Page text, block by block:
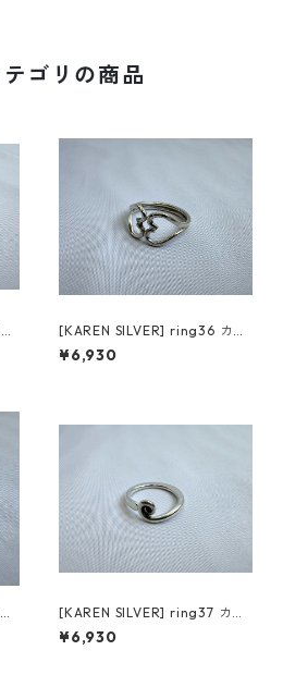
ゴリの商品
[KAREN SILVER] ring36 カレ
ンシルバー リング 21号
¥6,930
[KAREN SILVER] ring37 カレ
ンシルバー リング 16号
¥6,930